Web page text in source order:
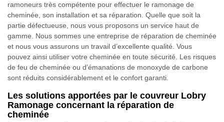
ramoneurs très compétente pour effectuer le ramonage de
cheminée, son installation et sa réparation. Quelle que soit la
partie défectueuse, nous vous proposons un service haut de
gamme. Nous sommes une entreprise de réparation de cheminée
et nous vous assurons un travail d’excellente qualité. Vous
pouvez ainsi utiliser votre cheminée en toute sécurité. Les risques
de feu de cheminée ou d’émanations de monoxyde de carbone
sont réduits considérablement et le confort garanti.
Les solutions apportées par le couvreur Lobry
Ramonage concernant la réparation de
cheminée